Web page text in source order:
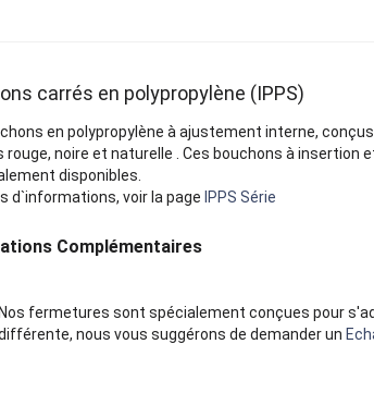
carrés en polypropylène (IPPS)
en polypropylène à ajustement interne,
rouge, noire et naturelle . Ces bouchons à
disponibles.
d`informations, voir la page IPPS Série
Complémentaires
Nos fermetures sont spécialement conçues pour
nous vous suggérons de demander un